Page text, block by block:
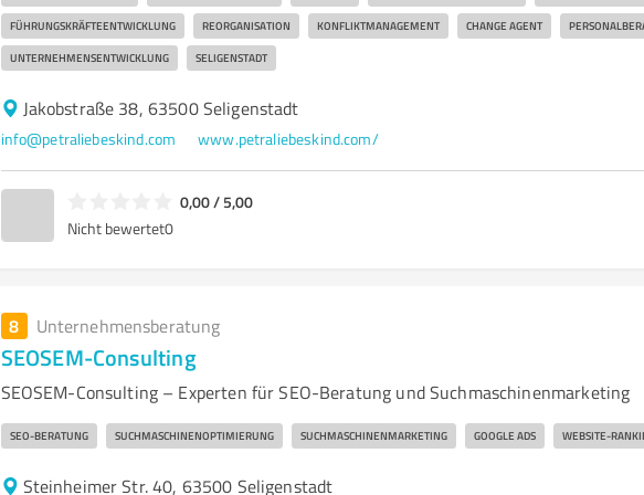
FÜHRUNGSKRÄFTEENTWICKLUNG REORGANISATION KONFLIKTMANAGEMENT CHANGE AGENT
UNTERNEHMENSENTWICKLUNG SELIGENSTADT
Jakobstraße 38, 63500 Seligenstadt
info@petraliebeskind.com www.petraliebeskind.com/
0,00 / 5,00
Nicht bewertet0
8 Unternehmensberatung
SEOSEM-Consulting
SEOSEM-Consulting – Experten für SEO-Beratung und Suchmaschinenmarketing
SEO-BERATUNG SUCHMASCHINENOPTIMIERUNG SUCHMASCHINENMARKETING GOOGLE ADS WEBSITE-
Steinheimer Str. 40, 63500 Seligenstadt